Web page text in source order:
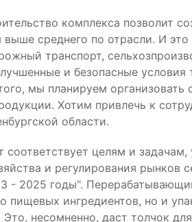
комплекса позволит
среднего по отрасли. И
транспорт,
и безопасные
мы планируем
Хотим привлечь к
области.
соответствует целям и
и регулирования рынков
- 2025 годы".
пищевых ингредиентов, но и
несомненно, даст толчок